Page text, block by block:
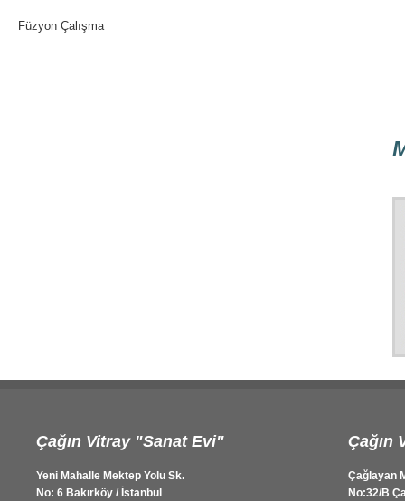
Füzyon Çalışma
Çağın Vitray "Sanat Evi"
Yeni Mahalle Mektep Yolu Sk.
No: 6 Bakırköy / İstanbul
Çağın
Çağlayan
No:32/B